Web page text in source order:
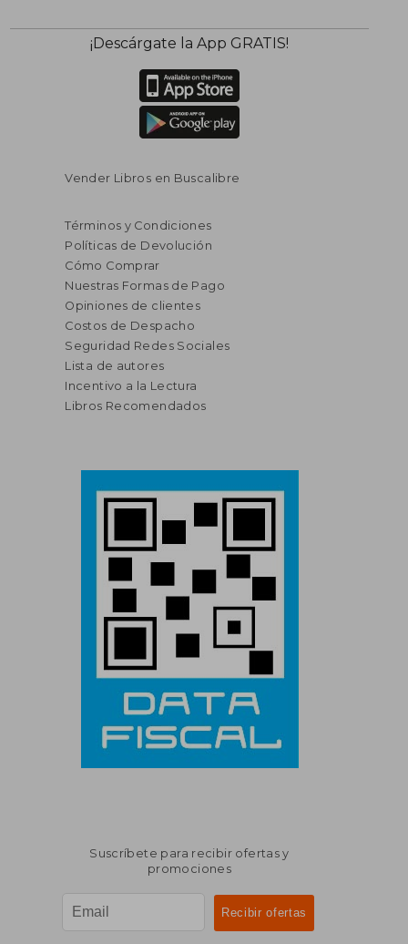
¡Descárgate la App GRATIS!
Vender Libros en Buscalibre
Términos y Condiciones
Políticas de Devolución
Cómo Comprar
Nuestras Formas de Pago
Opiniones de clientes
Costos de Despacho
Seguridad Redes Sociales
Lista de autores
Incentivo a la Lectura
Libros Recomendados
Suscríbete para recibir ofertas y
promociones